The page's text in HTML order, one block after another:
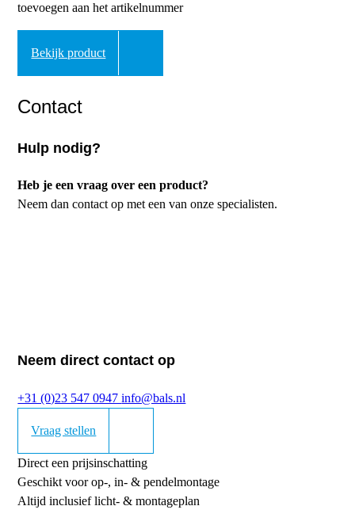
toevoegen aan het artikelnummer
Bekijk product
Contact
Hulp nodig?
Heb je een vraag over een product?
Neem dan contact op met een van onze specialisten.
Neem direct contact op
+31 (0)23 547 0947info@bals.nl
Vraag stellen
Direct een prijsinschatting
Geschikt voor op-, in- & pendelmontage
Altijd inclusief licht- & montageplan